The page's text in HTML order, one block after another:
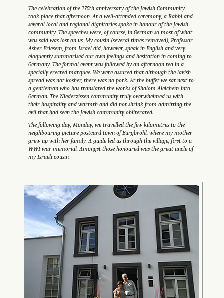
The celebration of the 175th anniversary of the Jewish Community
took place that afternoon. At a well-attended ceremony, a Rabbi and
several local and regional dignitaries spoke in honour of the Jewish
community. The speeches were, of course, in German so most of what
was said was lost on us. My cousin (several times removed), Professor
Asher Friesem, from Israel did, however, speak in English and very
eloquently summarised our own feelings and hesitation in coming to
Germany. The formal event was followed by an afternoon tea in a
specially erected marquee. We were assured that although the lavish
spread was not kosher, there was no pork. At the buffet we sat next to
a gentleman who has translated the works of Shalom Aleichem into
German. The Niederzissen community truly overwhelmed us with
their hospitality and warmth and did not shrink from admitting the
evil that had seen the Jewish community obliterated.
The following day, Monday, we travelled the few kilometres to the
neighbouring picture postcard town of Burgbrohl, where my mother
grew up with her family. A guide led us through the village, first to a
WWI war memorial. Amongst those honoured was the great uncle of
my Israeli cousin.